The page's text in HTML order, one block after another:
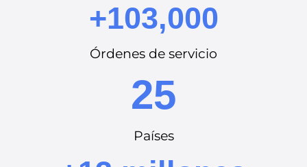
+103,000
Órdenes de servicio
25
Países